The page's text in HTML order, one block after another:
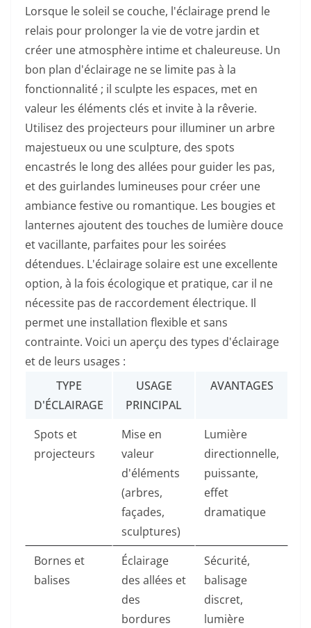
Lorsque le soleil se couche, l'éclairage prend le
relais pour prolonger la vie de votre jardin et
créer une atmosphère intime et chaleureuse. Un
bon plan d'éclairage ne se limite pas à la
fonctionnalité ; il sculpte les espaces, met en
valeur les éléments clés et invite à la rêverie.
Utilisez des projecteurs pour illuminer un arbre
majestueux ou une sculpture, des spots
encastrés le long des allées pour guider les pas,
et des guirlandes lumineuses pour créer une
ambiance festive ou romantique. Les bougies et
lanternes ajoutent des touches de lumière douce
et vacillante, parfaites pour les soirées
détendues. L'éclairage solaire est une excellente
option, à la fois écologique et pratique, car il ne
nécessite pas de raccordement électrique. Il
permet une installation flexible et sans
contrainte. Voici un aperçu des types d'éclairage
et de leurs usages :
TYPE
D'ÉCLAIRAGE
USAGE
PRINCIPAL
AVANTAGES
Spots et
projecteurs
Mise en
valeur
d'éléments
(arbres,
façades,
sculptures)
Lumière
directionnelle,
puissante,
effet
dramatique
Bornes et
balises
Éclairage
des allées et
des
bordures
Sécurité,
balisage
discret,
lumière